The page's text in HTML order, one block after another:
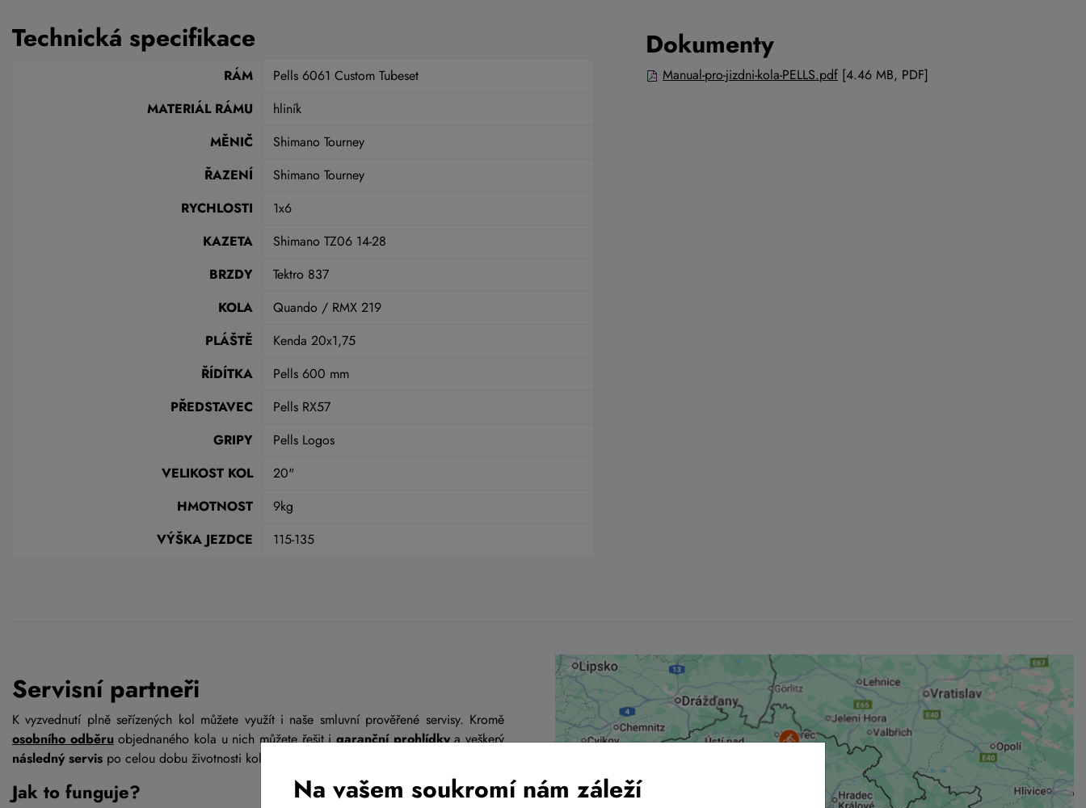
Technická specifikace
RÁM
Pells 6061 Custom Tubeset
MATERIÁL RÁMU
hliník
MĚNIČ
Shimano Tourney
ŘAZENÍ
Shimano Tourney
RYCHLOSTI
1x6
KAZETA
Shimano TZ06 14-28
BRZDY
Tektro 837
KOLA
Quando / RMX 219
PLÁŠTĚ
Kenda 20x1,75
ŘÍDÍTKA
Pells 600 mm
PŘEDSTAVEC
Pells RX57
GRIPY
Pells Logos
VELIKOST KOL
20"
HMOTNOST
9kg
VÝŠKA JEZDCE
115-135
Dokumenty
Manual-pro-jizdni-kola-PELLS.pdf [4.46 MB, PDF]
Servisní partneři
K vyzvednutí plně seřízených kol můžete využít i naše smluvní prověřené servisy. Kromě
osobního odběruobjednaného kola u nich můžete řešit igaranční prohlídkya veškerý
následný servis po celou dobu životnosti kola.
Jak to funguje? Na vašem soukromí nám záleží